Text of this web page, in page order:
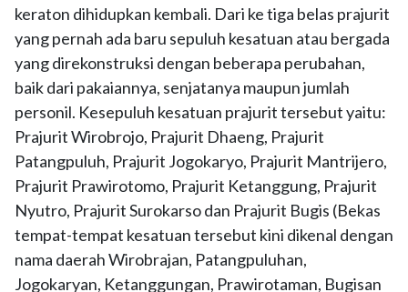
keraton dihidupkan kembali. Dari ke tiga belas prajurit
yang pernah ada baru sepuluh kesatuan atau bergada
yang direkonstruksi dengan beberapa perubahan,
baik dari pakaiannya, senjatanya maupun jumlah
personil. Kesepuluh kesatuan prajurit tersebut yaitu:
Prajurit Wirobrojo, Prajurit Dhaeng, Prajurit
Patangpuluh, Prajurit Jogokaryo, Prajurit Mantrijero,
Prajurit Prawirotomo, Prajurit Ketanggung, Prajurit
Nyutro, Prajurit Surokarso dan Prajurit Bugis (Bekas
tempat-tempat kesatuan tersebut kini dikenal dengan
nama daerah Wirobrajan, Patangpuluhan,
Jogokaryan, Ketanggungan, Prawirotaman, Bugisan